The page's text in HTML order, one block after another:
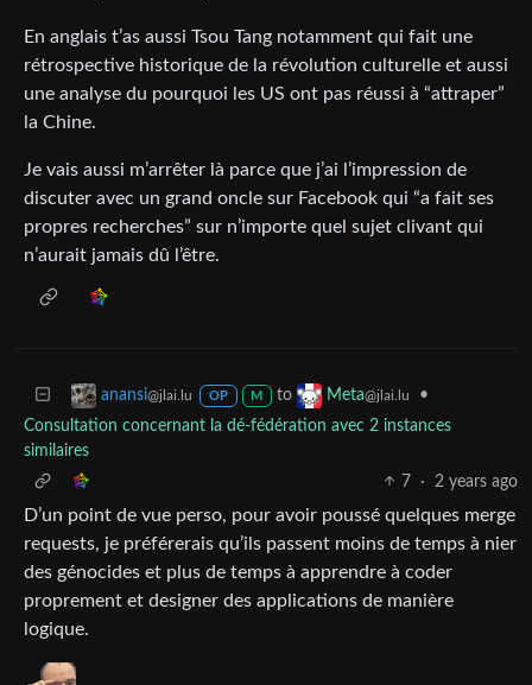
En anglais t’as aussi Tsou Tang notamment qui fait une
rétrospective historique de la révolution culturelle et aussi
une analyse du pourquoi les US ont pas réussi à “attraper”
la Chine.
Je vais aussi m’arrêter là parce que j’ai l’impression de
discuter avec un grand oncle sur Facebook qui “a fait ses
propres recherches” sur n’importe quel sujet clivant qui
n’aurait jamais dû l’être.
anansi@jlai.lu OP M to Meta@jlai.lu
•
Consultation concernant la dé-fédération avec 2 instances
similaires
7
· 2 years ago
D’un point de vue perso, pour avoir poussé quelques merge
requests, je préférerais qu’ils passent moins de temps à nier
des génocides et plus de temps à apprendre à coder
proprement et designer des applications de manière
logique.